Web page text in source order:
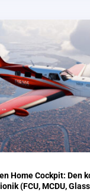
Home Cockpit: Den
(FCU, MCDU,